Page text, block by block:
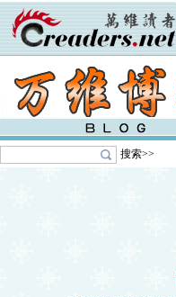
搜索>>